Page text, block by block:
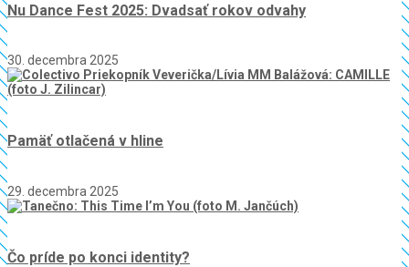
Nu Dance Fest 2025: Dvadsať rokov odvahy
30. decembra 2025
Pamäť otlačená v hline
29. decembra 2025
Čo príde po konci identity?